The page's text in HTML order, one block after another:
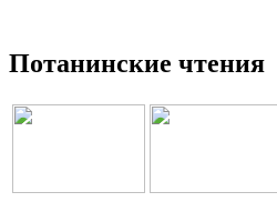
Потанинские чтения